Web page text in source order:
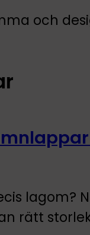
och
lagom?
rätt